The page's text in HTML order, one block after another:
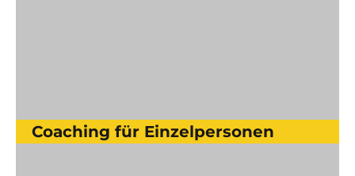
Coaching für Einzelpersonen